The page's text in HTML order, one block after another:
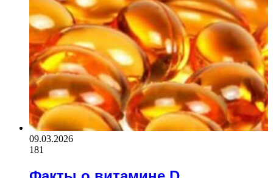
09.03.2026
181